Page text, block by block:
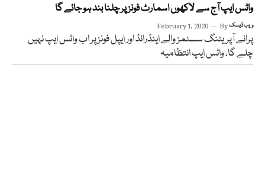
واٹس ایپ آج سے لاکھوں اسمارٹ فونز پر چلنا بند ہو جائے گا
February 1, 2020 Byویب ڈیسک
پرانے آپریٹنگ سسٹمز والے اینڈرائڈ اور ایپل فونز پر اب واٹس ایپ نہیں
چلے گا، واٹس ایپ انتظامیہ